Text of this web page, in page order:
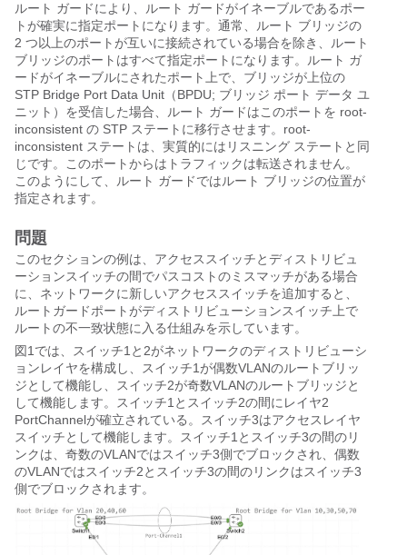
ルート ガードにより、ルート ガードがイネーブルであるポー
トが確実に指定ポートになります。通常、ルート ブリッジの
2 つ以上のポートが互いに接続されている場合を除き、ルート
ブリッジのポートはすべて指定ポートになります。ルート ガ
ードがイネーブルにされたポート上で、ブリッジが上位の
STP Bridge Port Data Unit（BPDU; ブリッジ ポート データ ユ
ニット）を受信した場合、ルート ガードはこのポートを root-
inconsistent の STP ステートに移行させます。root-
inconsistent ステートは、実質的にはリスニング ステートと同
じです。このポートからはトラフィックは転送されません。
このようにして、ルート ガードではルート ブリッジの位置が
指定されます。
問題
このセクションの例は、アクセススイッチとディストリビュ
ーションスイッチの間でパスコストのミスマッチがある場合
に、ネットワークに新しいアクセススイッチを追加すると、
ルートガードポートがディストリビューションスイッチ上で
ルートの不一致状態に入る仕組みを示しています。
図1では、スイッチ1と2がネットワークのディストリビューシ
ョンレイヤを構成し、スイッチ1が偶数VLANのルートブリッ
ジとして機能し、スイッチ2が奇数VLANのルートブリッジと
して機能します。スイッチ1とスイッチ2の間にレイヤ2
PortChannelが確立されている。スイッチ3はアクセスレイヤ
スイッチとして機能します。スイッチ1とスイッチ3の間のリ
ンクは、奇数のVLANではスイッチ3側でブロックされ、偶数
のVLANではスイッチ2とスイッチ3の間のリンクはスイッチ3
側でブロックされます。